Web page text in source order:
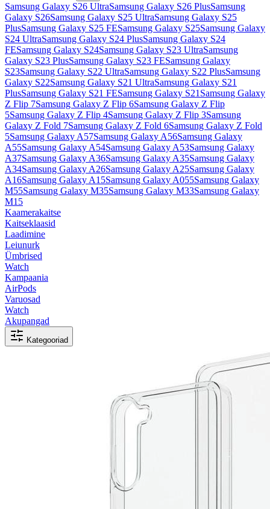
Samsung Galaxy S26 UltraSamsung Galaxy S26 PlusSamsung
Galaxy S26Samsung Galaxy S25 UltraSamsung Galaxy S25
PlusSamsung Galaxy S25 FESamsung Galaxy S25Samsung Galaxy
S24 UltraSamsung Galaxy S24 PlusSamsung Galaxy S24
FESamsung Galaxy S24Samsung Galaxy S23 UltraSamsung
Galaxy S23 PlusSamsung Galaxy S23 FESamsung Galaxy
S23Samsung Galaxy S22 UltraSamsung Galaxy S22 PlusSamsung
Galaxy S22Samsung Galaxy S21 UltraSamsung Galaxy S21
PlusSamsung Galaxy S21 FESamsung Galaxy S21 Samsung Galaxy
Z Flip 7Samsung Galaxy Z Flip 6Samsung Galaxy Z Flip
5Samsung Galaxy Z Flip 4Samsung Galaxy Z Flip 3Samsung
Galaxy Z Fold 7Samsung Galaxy Z Fold 6Samsung Galaxy Z Fold
5Samsung Galaxy A57Samsung Galaxy A56Samsung Galaxy
A55Samsung Galaxy A54Samsung Galaxy A53Samsung Galaxy
A37Samsung Galaxy A36Samsung Galaxy A35Samsung Galaxy
A34Samsung Galaxy A26Samsung Galaxy A25Samsung Galaxy
A16Samsung Galaxy A15Samsung Galaxy A055Samsung Galaxy
M55Samsung Galaxy M35Samsung Galaxy M33Samsung Galaxy
M15
Kaamerakaitse
Kaitseklaasid
Laadimine
Leiunurk
Ümbrised
Watch
Kampaania
AirPods
Varuosad
Watch
Akupangad
Kategooriad